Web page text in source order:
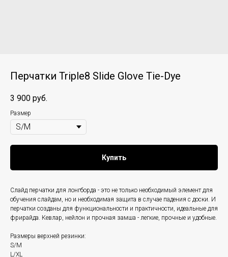
Перчатки Triple8 Slide Glove Tie-Dye
3 900 руб.
Размер
Купить
Слайд перчатки для лонгборда - это не только необходимый элемент для
обучения слайдам, но и необходимая защита в случае падения с доски. И
перчатки созданы для функциональности и практичности, идеальные для
фрирайда. Кевлар, нейлон и прочная замша - легкие, прочные и удобные.
Размеры верхней резинки:
S/M
L/XL